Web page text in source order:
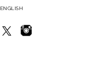
ENGLISH